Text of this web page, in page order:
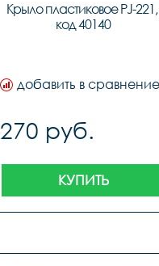
Крыло пластиковое PJ-221,
код 40140
добавить в сравнение
270 руб.
КУПИТЬ